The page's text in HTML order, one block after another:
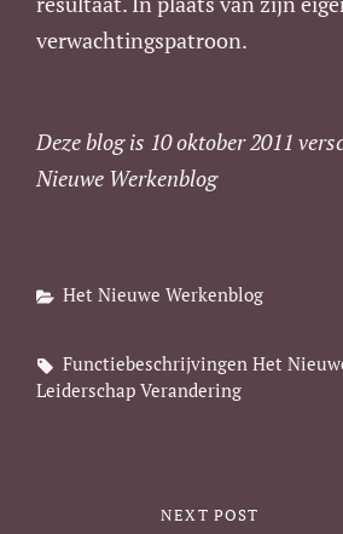
verwachtingspatroon.
Deze blog is 10 oktober 2011
Nieuwe Werkenblog
Categories
Het Nieuwe Werkenblog
Tags,
Functiebeschrijvingen Het
Leiderschap Verandering
Berichtnavigatie
NEXT POST